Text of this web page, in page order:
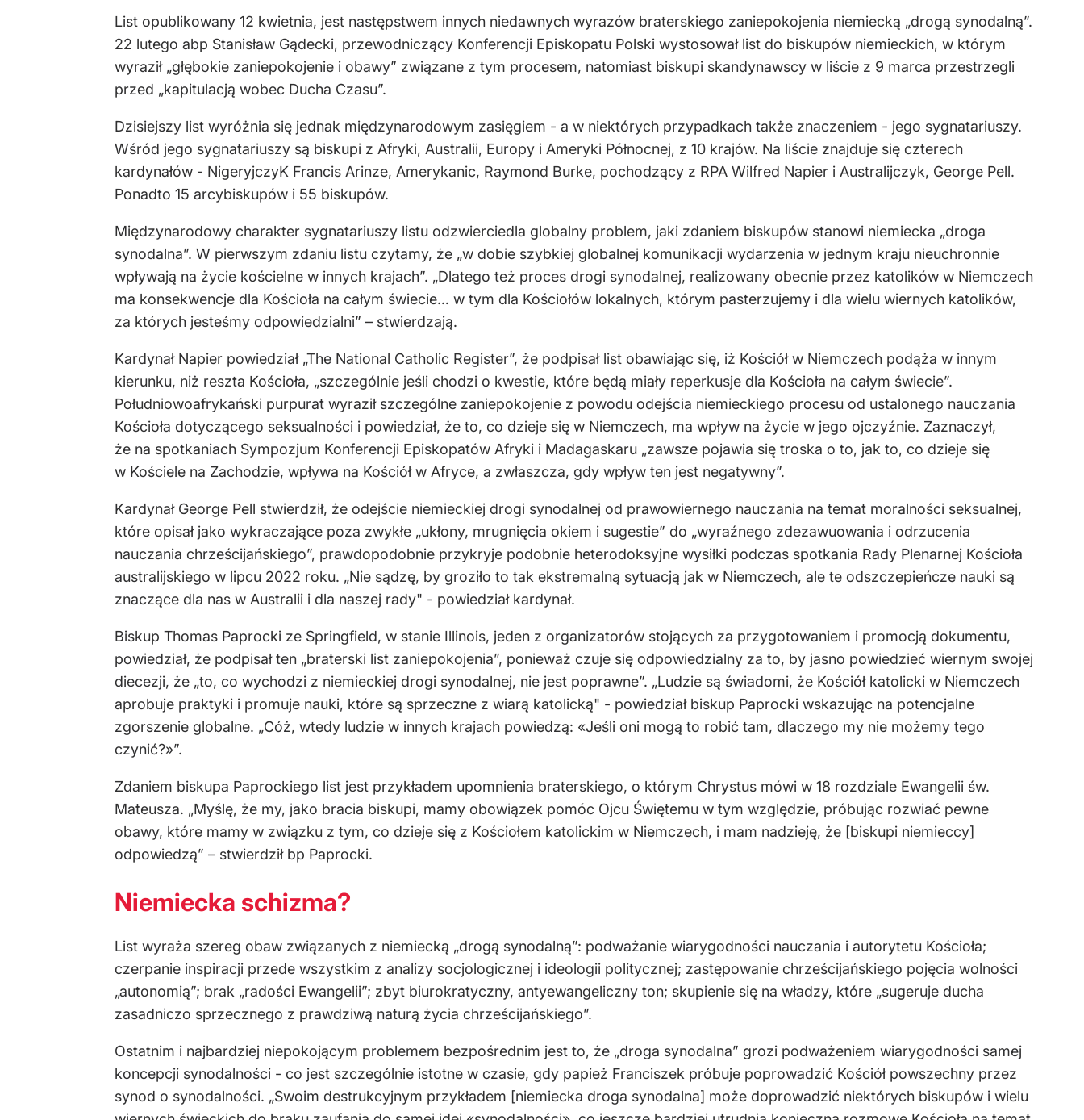
List opublikowany 12 kwietnia, jest następstwem innych niedawnych wyrazów braterskiego zaniepokojenia niemiecką „drogą synodalną”.
22 lutego abp Stanisław Gądecki, przewodniczący Konferencji Episkopatu Polski wystosował list do biskupów niemieckich, w którym
wyraził „głębokie zaniepokojenie i obawy” związane z tym procesem, natomiast biskupi skandynawscy w liście z 9 marca przestrzegli
przed „kapitulacją wobec Ducha Czasu”.
Dzisiejszy list wyróżnia się jednak międzynarodowym zasięgiem - a w niektórych przypadkach także znaczeniem - jego sygnatariuszy.
Wśród jego sygnatariuszy są biskupi z Afryki, Australii, Europy i Ameryki Północnej, z 10 krajów. Na liście znajduje się czterech
kardynałów - NigeryjczyK Francis Arinze, Amerykanic, Raymond Burke, pochodzący z RPA Wilfred Napier i Australijczyk, George Pell.
Ponadto 15 arcybiskupów i 55 biskupów.
Międzynarodowy charakter sygnatariuszy listu odzwierciedla globalny problem, jaki zdaniem biskupów stanowi niemiecka „droga
synodalna”. W pierwszym zdaniu listu czytamy, że „w dobie szybkiej globalnej komunikacji wydarzenia w jednym kraju nieuchronnie
wpływają na życie kościelne w innych krajach”. „Dlatego też proces drogi synodalnej, realizowany obecnie przez katolików w Niemczech
ma konsekwencje dla Kościoła na całym świecie… w tym dla Kościołów lokalnych, którym pasterzujemy i dla wielu wiernych katolików,
za których jesteśmy odpowiedzialni” – stwierdzają.
Kardynał Napier powiedział „The National Catholic Register”, że podpisał list obawiając się, iż Kościół w Niemczech podąża w innym
kierunku, niż reszta Kościoła, „szczególnie jeśli chodzi o kwestie, które będą miały reperkusje dla Kościoła na całym świecie”.
Południowoafrykański purpurat wyraził szczególne zaniepokojenie z powodu odejścia niemieckiego procesu od ustalonego nauczania
Kościoła dotyczącego seksualności i powiedział, że to, co dzieje się w Niemczech, ma wpływ na życie w jego ojczyźnie. Zaznaczył,
że na spotkaniach Sympozjum Konferencji Episkopatów Afryki i Madagaskaru „zawsze pojawia się troska o to, jak to, co dzieje się
w Kościele na Zachodzie, wpływa na Kościół w Afryce, a zwłaszcza, gdy wpływ ten jest negatywny”.
Kardynał George Pell stwierdził, że odejście niemieckiej drogi synodalnej od prawowiernego nauczania na temat moralności seksualnej,
które opisał jako wykraczające poza zwykłe „ukłony, mrugnięcia okiem i sugestie” do „wyraźnego zdezawuowania i odrzucenia
nauczania chrześcijańskiego”, prawdopodobnie przykryje podobnie heterodoksyjne wysiłki podczas spotkania Rady Plenarnej Kościoła
australijskiego w lipcu 2022 roku. „Nie sądzę, by groziło to tak ekstremalną sytuacją jak w Niemczech, ale te odszczepieńcze nauki są
znaczące dla nas w Australii i dla naszej rady" - powiedział kardynał.
Biskup Thomas Paprocki ze Springfield, w stanie Illinois, jeden z organizatorów stojących za przygotowaniem i promocją dokumentu,
powiedział, że podpisał ten „braterski list zaniepokojenia”, ponieważ czuje się odpowiedzialny za to, by jasno powiedzieć wiernym swojej
diecezji, że „to, co wychodzi z niemieckiej drogi synodalnej, nie jest poprawne”. „Ludzie są świadomi, że Kościół katolicki w Niemczech
aprobuje praktyki i promuje nauki, które są sprzeczne z wiarą katolicką" - powiedział biskup Paprocki wskazując na potencjalne
zgorszenie globalne. „Cóż, wtedy ludzie w innych krajach powiedzą: «Jeśli oni mogą to robić tam, dlaczego my nie możemy tego
czynić?»”.
Zdaniem biskupa Paprockiego list jest przykładem upomnienia braterskiego, o którym Chrystus mówi w 18 rozdziale Ewangelii św.
Mateusza. „Myślę, że my, jako bracia biskupi, mamy obowiązek pomóc Ojcu Świętemu w tym względzie, próbując rozwiać pewne
obawy, które mamy w związku z tym, co dzieje się z Kościołem katolickim w Niemczech, i mam nadzieję, że [biskupi niemieccy]
odpowiedzą” – stwierdził bp Paprocki.
Niemiecka schizma?
List wyraża szereg obaw związanych z niemiecką „drogą synodalną”: podważanie wiarygodności nauczania i autorytetu Kościoła;
czerpanie inspiracji przede wszystkim z analizy socjologicznej i ideologii politycznej; zastępowanie chrześcijańskiego pojęcia wolności
„autonomią”; brak „radości Ewangelii”; zbyt biurokratyczny, antyewangeliczny ton; skupienie się na władzy, które „sugeruje ducha
zasadniczo sprzecznego z prawdziwą naturą życia chrześcijańskiego”.
Ostatnim i najbardziej niepokojącym problemem bezpośrednim jest to, że „droga synodalna” grozi podważeniem wiarygodności samej
koncepcji synodalności - co jest szczególnie istotne w czasie, gdy papież Franciszek próbuje poprowadzić Kościół powszechny przez
synod o synodalności. „Swoim destrukcyjnym przykładem [niemiecka droga synodalna] może doprowadzić niektórych biskupów i wielu